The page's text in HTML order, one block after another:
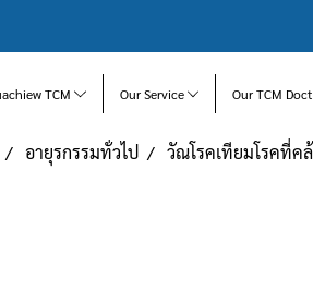
TCM Our Service Our TCM
อายุรกรรมทั่วไป วัณโรคเทียมโรคที่ค